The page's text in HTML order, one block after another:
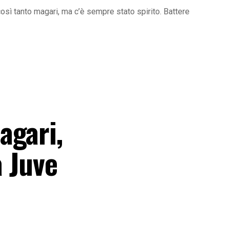
tanto magari, ma c’è sempre stato spirito. Battere